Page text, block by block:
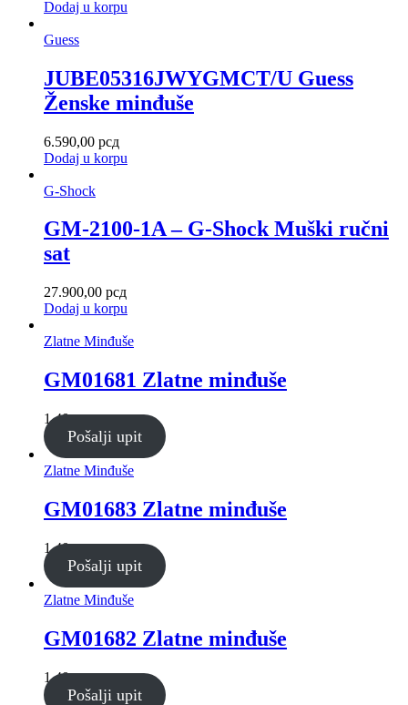
Dodaj u korpu
Guess
JUBE05316JWYGMCT/U Guess
Ženske minđuše
6.590,00 рсд
Dodaj u korpu
G-Shock
GM-2100-1A – G-Shock Muški ručni
sat
27.900,00 рсд
Dodaj u korpu
Zlatne Minđuše
GM01681 Zlatne minđuše
1,40g
Pošalji upit
Zlatne Minđuše
GM01683 Zlatne minđuše
1,40g
Pošalji upit
Zlatne Minđuše
GM01682 Zlatne minđuše
1,40g
Pošalji upit